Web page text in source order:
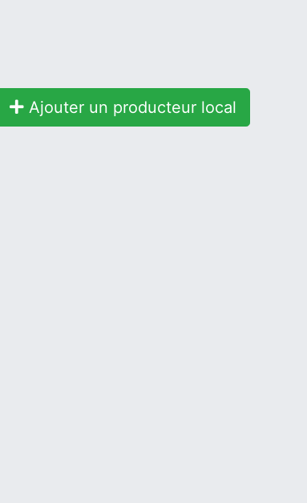
Ajouter un producteur local